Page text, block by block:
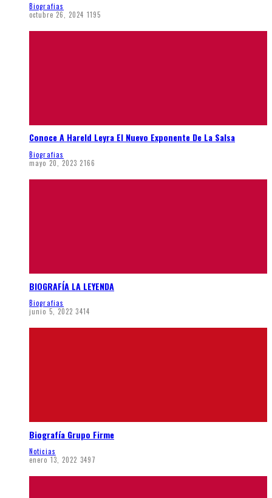
Biografias
octubre 26, 2024 1195
Conoce A Hareld Leyra El Nuevo Exponente De La Salsa
Biografias
mayo 20, 2023 2166
BIOGRAFÍA LA LEYENDA
Biografias
junio 5, 2022 3414
Biografía Grupo Firme
Noticias
enero 13, 2022 3497